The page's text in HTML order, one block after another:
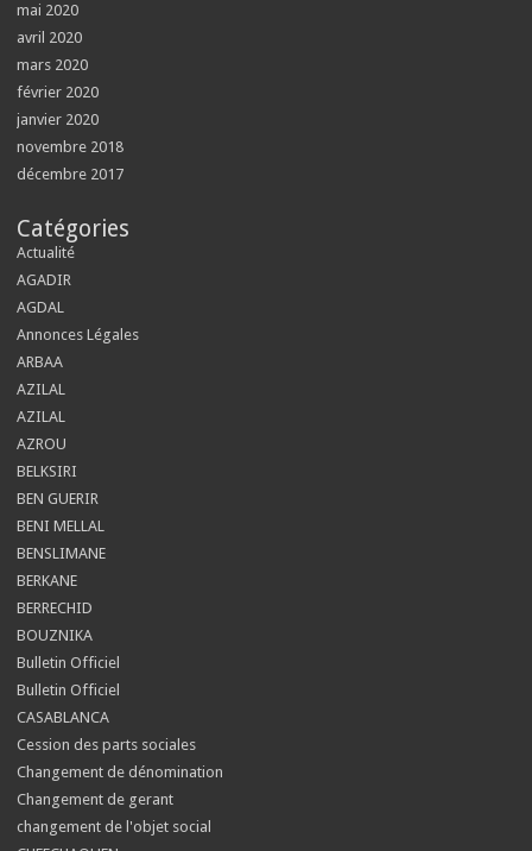
mai 2020
avril 2020
mars 2020
février 2020
janvier 2020
novembre 2018
décembre 2017
Catégories
Actualité
AGADIR
AGDAL
Annonces Légales
ARBAA
AZILAL
AZILAL
AZROU
BELKSIRI
BEN GUERIR
BENI MELLAL
BENSLIMANE
BERKANE
BERRECHID
BOUZNIKA
Bulletin Officiel
Bulletin Officiel
CASABLANCA
Cession des parts sociales
Changement de dénomination
Changement de gerant
changement de l'objet social